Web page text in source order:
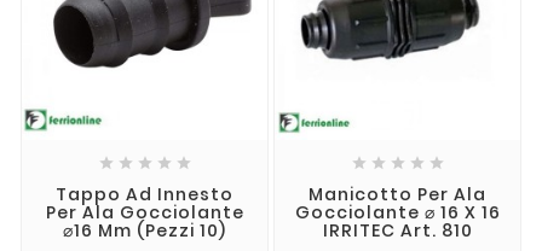
    
Tappo Ad Innesto
Per Ala Gocciolante
⌀16 Mm (Pezzi 10)
    
Manicotto Per Ala
Gocciolante ⌀ 16 X 16
IRRITEC Art. 810